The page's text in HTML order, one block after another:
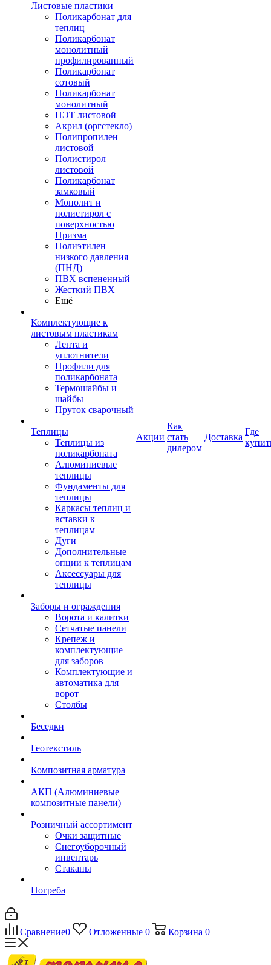
Листовые пластики
Поликарбонат для
теплиц
Поликарбонат
монолитный
профилированный
Поликарбонат
сотовый
Поликарбонат
монолитный
ПЭТ листовой
Акрил (оргстекло)
Полипропилен
листовой
Полистирол
листовой
Поликарбонат
замковый
Монолит и
полистирол с
поверхностью
Призма
Полиэтилен
низкого давления
(ПНД)
ПВХ вспененный
Жесткий ПВХ
Ещё
Комплектующие к
листовым пластикам
Лента и
уплотнители
Профили для
поликарбоната
Термошайбы и
шайбы
Пруток сварочный
Теплицы
Теплицы из
поликарбоната
Алюминиевые
теплицы
Фундаменты для
теплицы
Каркасы теплиц и
вставки к
теплицам
Дуги
Дополнительные
опции к теплицам
Аксессуары для
теплицы
Заборы и ограждения
Ворота и калитки
Сетчатые панели
Крепеж и
комплектующие
для заборов
Комплектующие и
автоматика для
ворот
Столбы
Беседки
Геотекстиль
Композитная арматура
АКП (Алюминиевые
композитные панели)
Розничный ассортимент
Очки защитные
Снегоуборочный
инвентарь
Стаканы
Погреба
Акции
Как
стать
дилером
Доставка
Где
Сравнение0 Отложенные 0 Корзина 0